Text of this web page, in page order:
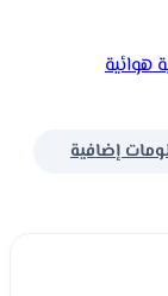
هوائية
إضافية